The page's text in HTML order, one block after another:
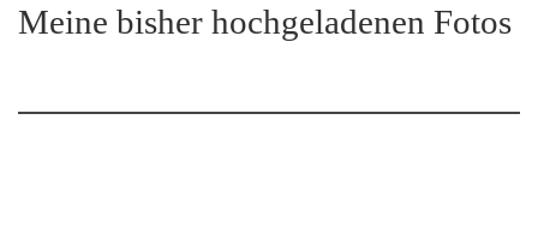
Meine bisher hochgeladenen Fotos